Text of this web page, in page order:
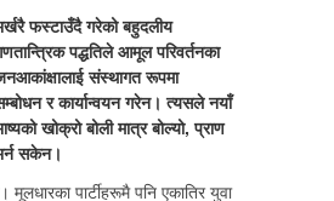
फस्टाउँदै गरेको बहुदलीय
पद्धतिले आमूल परिवर्तनका
संस्थागत रूपमा
र कार्यान्वयन गरेन। त्यसले नयाँ
खोक्रो बोली मात्र बोल्यो, प्राण
सकेन।
मूलधारका पार्टीहरूमै पनि एकातिर युवा